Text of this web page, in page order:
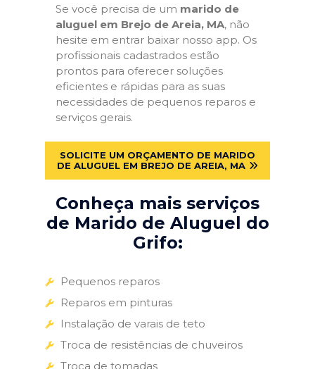
Se você precisa de um marido de
aluguel em Brejo de Areia, MA, não
hesite em entrar baixar nosso app. Os
profissionais cadastrados estão
prontos para oferecer soluções
eficientes e rápidas para as suas
necessidades de pequenos reparos e
serviços gerais.
SOLICITE UM ORÇAMENTO DE MARIDO
DE ALUGUEL EM BREJO DE AREIA, MA
Conheça mais serviços
de Marido de Aluguel do
Grifo:
Pequenos reparos
Reparos em pinturas
Instalação de varais de teto
Troca de resistências de chuveiros
Troca de tomadas